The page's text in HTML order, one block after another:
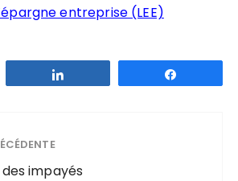
entreprise (LEE)
impayés